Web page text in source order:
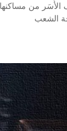
من
الشعب